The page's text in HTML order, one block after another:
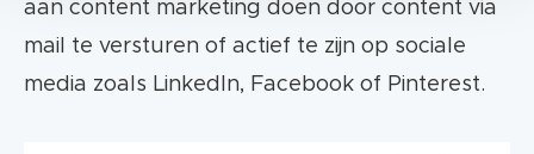
aan content marketing doen door content via
mail te versturen of actief te zijn op sociale
media zoals LinkedIn, Facebook of Pinterest.